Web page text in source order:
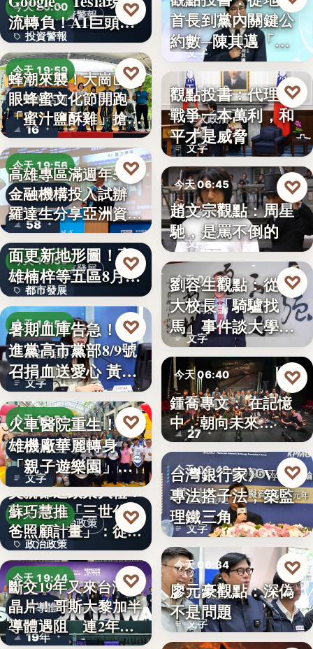
投資警報
今天 20:00
投資警報
文字
流轉負！AI巨頭…
♡
今天 19:59
農業活動
16
蜂潮來襲！大崗山龍
眼蜂蜜文化節開跑
「蜜汁鹽酥雞」搶先
爆…
♡
今天 19:56
金融政策
58
高雄專區滿週年58家
金融機構投入試辦
羅達生分享亞洲資
產…
♡
都市發展
今天 19:55
都市發展
文字
二十多年來首次全
面更新地形圖！高
雄楠梓等五區8月20
日上…
♡
今天 19:53
公益活動
文字
暑期血庫告急！民
進黨高市黨部8/9號
召捐血送愛心 黃
捷、…
♡
今天 19:51
親子旅遊
文字
火車醫院重生！高
雄機廠華麗轉身
「親子遊樂園」
開幕首日…
♡
政治政策
今天 19:49
政治政策
50%
父親節送政策大禮！
蘇巧慧推「三世代爸
爸照顧計畫」：從準
爸…
♡
今天 19:44
半導體
19年
斷交19年又來台灣找
晶片！哥斯大黎加半
導體遇阻 連2年
♡
政治分析
文字
首長到黨內關鍵公
約數─陳其邁「被
組閣」背…
今天 06:50
軍火政治
文字
觀點投書：代理人
戰爭一本萬利，和
平才是威脅
♡
今天 06:45
文化評論
文字
趙文宗觀點：周星
馳，是罵不倒的
♡
今天 06:42
教育評論
文字
劉容生觀點：從清
大校長「騎驢找
馬」事件談大學治
理與領導倫…
♡
今天 06:40
劇場隨筆
27
鍾喬專文： 在記憶
中，朝向未來…
♡
今天 06:40
金融監理
文字
台灣銀行家》VASP
專法搭子法，築監
理鐵三角
♡
今天 06:34
法律觀點
文字
廖元豪觀點：深偽
不是問題
♡